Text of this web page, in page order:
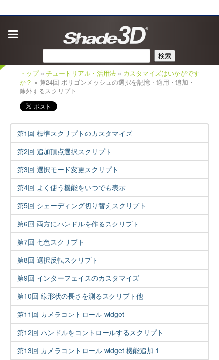
検索
トップ» チュートリアル・活用法 » カスタマイズはいかがです
か？ » 第24回 ポリゴンメッシュの選択を記憶・適用・追加・
除外するスクリプト
第1回 標準スクリプトのカスタマイズ
第2回 追加頂点選択スクリプト
第3回 選択モード変更スクリプト
第4回 よく使う機能をいつでも表示
第5回 シェーディング切り替えスクリプト
第6回 両方にハンドルを作るスクリプト
第7回 七色スクリプト
第8回 選択反転スクリプト
第9回 インターフェイスのカスタマイズ
第10回 線形状の長さを測るスクリプト他
第11回 カメラコントロール widget
第12回 ハンドルをコントロールするスクリプト
第13回 カメラコントロール widget 機能追加 1